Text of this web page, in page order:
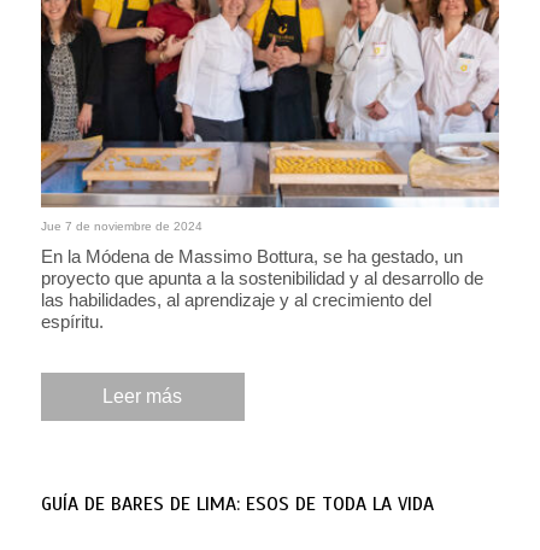
Jue 7 de noviembre de 2024
En la Módena de Massimo Bottura, se ha gestado, un
proyecto que apunta a la sostenibilidad y al desarrollo de
las habilidades, al aprendizaje y al crecimiento del
espíritu.
Leer más
GUÍA DE BARES DE LIMA: ESOS DE TODA LA VIDA